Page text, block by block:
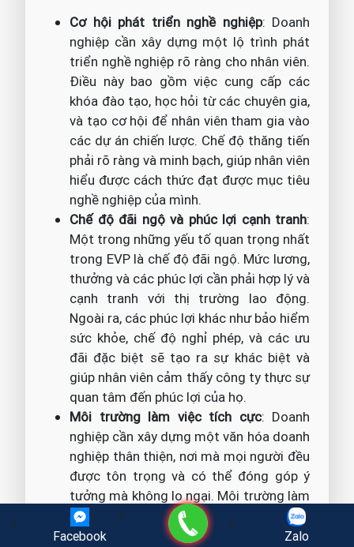
Cơ hội phát triển nghề nghiệp: Doanh
nghiệp cần xây dựng một lộ trình phát
triển nghề nghiệp rõ ràng cho nhân viên.
Điều này bao gồm việc cung cấp các
khóa đào tạo, học hỏi từ các chuyên gia,
và tạo cơ hội để nhân viên tham gia vào
các dự án chiến lược. Chế độ thăng tiến
phải rõ ràng và minh bạch, giúp nhân viên
hiểu được cách thức đạt được mục tiêu
nghề nghiệp của mình.
Chế độ đãi ngộ và phúc lợi cạnh tranh:
Một trong những yếu tố quan trọng nhất
trong EVP là chế độ đãi ngộ. Mức lương,
thưởng và các phúc lợi cần phải hợp lý và
cạnh tranh với thị trường lao động.
Ngoài ra, các phúc lợi khác như bảo hiểm
sức khỏe, chế độ nghỉ phép, và các ưu
đãi đặc biệt sẽ tạo ra sự khác biệt và
giúp nhân viên cảm thấy công ty thực sự
quan tâm đến phúc lợi của họ.
Môi trường làm việc tích cực: Doanh
nghiệp cần xây dựng một văn hóa doanh
nghiệp thân thiện, nơi mà mọi người đều
được tôn trọng và có thể đóng góp ý
tưởng mà không lo ngại. Môi trường làm
việc linh hoạt, với các chương trình làm
việc từ xa hoặc giờ làm việc linh động,
Facebook
Gọi điện
Zalo